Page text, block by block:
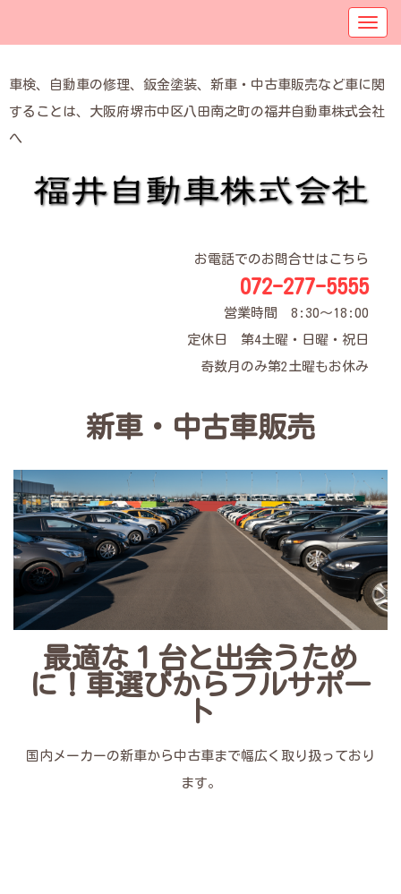
車検、自動車の修理、鈑金塗装、新車・中古車販売など車に関
することは、大阪府堺市中区八田南之町の福井自動車株式会社
へ
お電話でのお問合せはこちら
072-277-5555
営業時間 8:30～18:00
定休日 第4土曜・日曜・祝日
奇数月のみ第2土曜もお休み
新車・中古車販売
最適な１台と出会うため
に！車選びからフルサポー
ト
国内メーカーの新車から中古車まで幅広く取り扱っており
ます。